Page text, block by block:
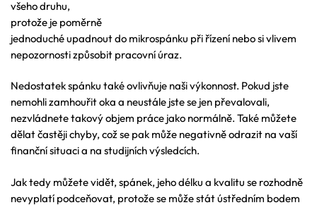
všeho druhu,
protože je poměrně
jednoduché upadnout do mikrospánku při řízení nebo si vlivem
nepozornosti způsobit pracovní úraz.
Nedostatek spánku také ovlivňuje naši výkonnost. Pokud jste
nemohli zamhouřit oka a neustále jste se jen převalovali,
nezvládnete takový objem práce jako normálně. Také můžete
dělat častěji chyby, což se pak může negativně odrazit na vaší
finanční situaci a na studijních výsledcích.
Jak tedy můžete vidět, spánek, jeho délku a kvalitu se rozhodně
nevyplatí podceňovat, protože se může stát ústředním bodem